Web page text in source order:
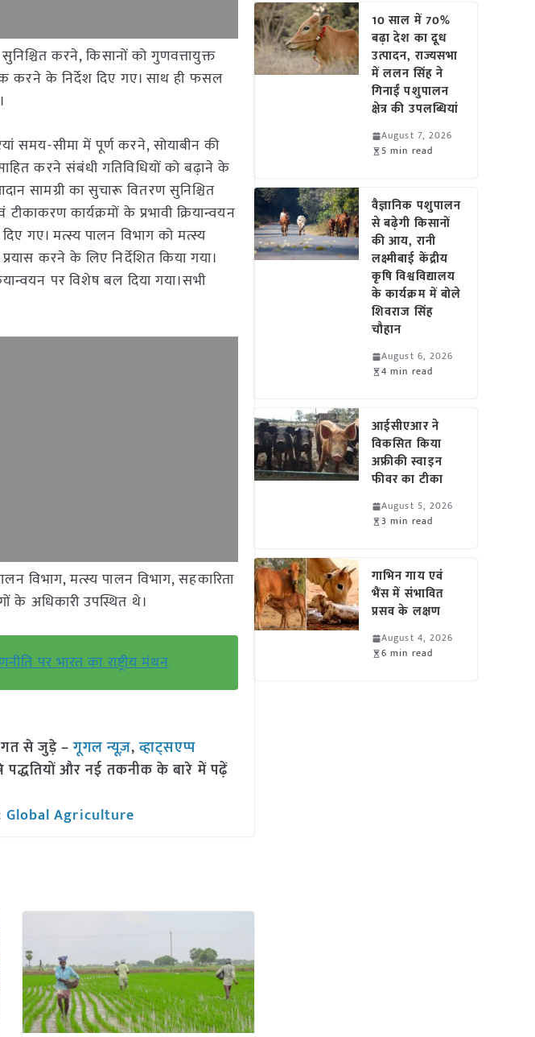
करने, किसानों को गुणवत्तायुक्त
करने के निर्देश दिए गए। साथ ही फसल
समय-सीमा में पूर्ण करने, सोयाबीन की
करने संबंधी गतिविधियों को बढ़ाने के
सामग्री का सुचारू वितरण सुनिश्चित
कार्यक्रमों के प्रभावी क्रियान्वयन
गए। मत्स्य पालन विभाग को मत्स्य
करने के लिए निर्देशित किया गया।
पर विशेष बल दिया गया।सभी
विभाग, मत्स्य पालन विभाग, सहकारिता
के अधिकारी उपस्थित थे।
पर भारत का राष्ट्रीय मंथन
से जुड़े –गूगल न्यूज़,व्हाट्सएप्प
पद्धतियों और नई तकनीक के बारे में पढ़ें
Global Agriculture
10 साल में 70%
बढ़ा देश का दूध
उत्पादन, राज्यसभा
में ललन सिंह ने
गिनाईं पशुपालन
क्षेत्र की उपलब्धियां
August 7, 2026
5 min read
वैज्ञानिक पशुपालन
से बढ़ेगी किसानों
की आय, रानी
लक्ष्मीबाई केंद्रीय
कृषि विश्वविद्यालय
के कार्यक्रम में बोले
शिवराज सिंह
चौहान
August 6, 2026
4 min read
आईसीएआर ने
विकसित किया
अफ्रीकी स्वाइन
फीवर का टीका
August 5, 2026
3 min read
गाभिन गाय एवं
भैंस में संभावित
प्रसव के लक्षण
August 4, 2026
6 min read